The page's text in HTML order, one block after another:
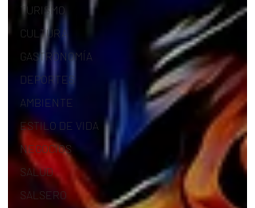
TURISMO
CULTURA
GASTRONOMÍA
DEPORTES
AMBIENTE
ESTILO DE VIDA
NEGOCIOS
SALUD
SALSERO